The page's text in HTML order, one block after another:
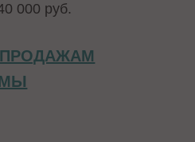
000 руб.